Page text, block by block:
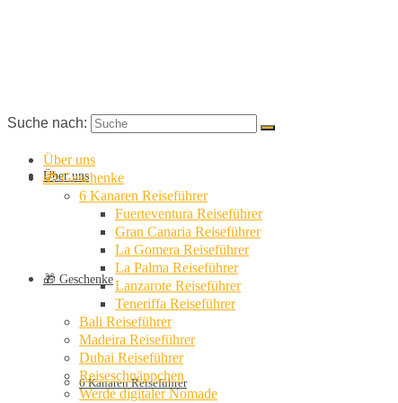
Über uns
🎁 Geschenke
6 Kanaren Reiseführer
Suche nach:
Über uns
🎁 Geschenke
6 Kanaren Reiseführer
Fuerteventura Reiseführer
Gran Canaria Reiseführer
La Gomera Reiseführer
La Palma Reiseführer
Lanzarote Reiseführer
Teneriffa Reiseführer
Bali Reiseführer
Madeira Reiseführer
Dubai Reiseführer
Reiseschnäppchen
Werde digitaler Nomade